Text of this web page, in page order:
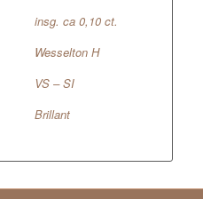
insg. ca 0,10 ct.
Wesselton H
VS – SI
Brillant